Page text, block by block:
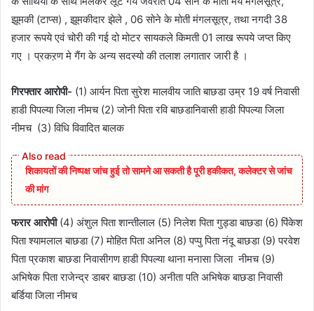
झूमकी (टाप्स) , झूमकीदार झेले , 06 सोने के मोती मंगलसूत्र, तथा नगदी 38
हजार रूपये एवं चोरी की गई दो मोटर सायकले किमती 01 लाख रूपये जप्त किए
गए । प्रकऱण मे गैंग के अन्य सदस्यो की तलाश लगातार जारी है ।
गिरफ्तार आरोपी- (1) आर्यन पिता सुरेश मालवीय जाति बाछडा उम्र 19 वर्ष निवासी
हाडी पिपल्या जिला नीमच (2) जोनी पिता रवि बाछडानिवासी हाडी पिपल्या जिला
नीमच (3) विधि विवादित बालक
शिकायतों की निष्पक्ष जांच हुई तो सामने आ सकती है पूरी हकीकत, कलेक्टर से जांच
की मांग
फरार आरोपी(4) अंशुल पिता शान्तीलाल (5) निलेश पिता गुड्डा बाछडा (6) पिंकेश
पिता श्यामलाल बाछडा (7) मोहित पिता अनिल (8) पप्पु पिता नंदू बाछडा (9) परवेश
पिता प्रकाश बाछडा निवासीगण हाडी पिपल्या थाना मनासा जिला नीमच (9)
अभिषेक पिता राजेन्द्र डाबर बाछडा (10) अनीता पति अभिषेक बाछडा निवासी
बर्डिया जिला नीमच